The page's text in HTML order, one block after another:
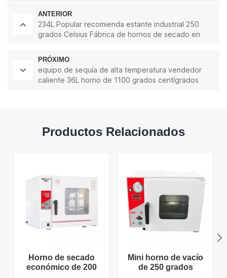
ANTERIOR
234L Popular recomienda estante industrial 250
grados Celsius Fábrica de hornos de secado en
PRÓXIMO
equipo de sequía de alta temperatura vendedor
caliente 36L horno de 1100 grados centígrados
Productos Relacionados
Horno de secado
económico de 200
Mini horno de vacío
de 250 grados